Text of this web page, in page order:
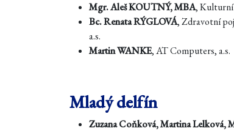
Mgr. Aleš KOUTNÝ, MBA,
Bc. Renata RÝGLOVÁ, Zdravotní
a.s.
Martin WANKE, AT Computers, a.s.
Mladý delfín
Zuzana Coňková, Martina Lelková,